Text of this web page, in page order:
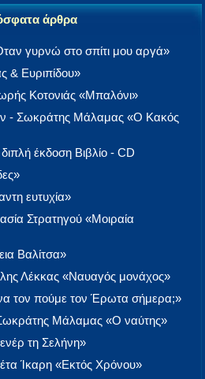
άρθρα
γυρνώ στο σπίτι μου αργά»
& Ευριπίδου»
Κοτονιάς «Μπαλόνι»
- Σωκράτης Μάλαμας «Ο Κακός
έκδοση Βιβλίο - CD
ευτυχία»
Στρατηγού «Μοιραία
Βαλίτσα»
Λέκκας «Ναυαγός μονάχος»
τον πούμε τον Έρωτα σήμερα;»
Μάλαμας «Ο ναύτης»
τη Σελήνη»
Ίκαρη «Εκτός Χρόνου»